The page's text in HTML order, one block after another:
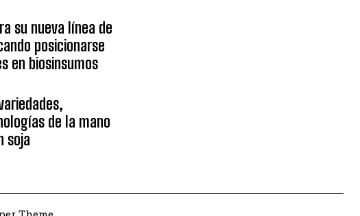
su nueva línea de
posicionarse
en biosinsumos
de la mano
soja